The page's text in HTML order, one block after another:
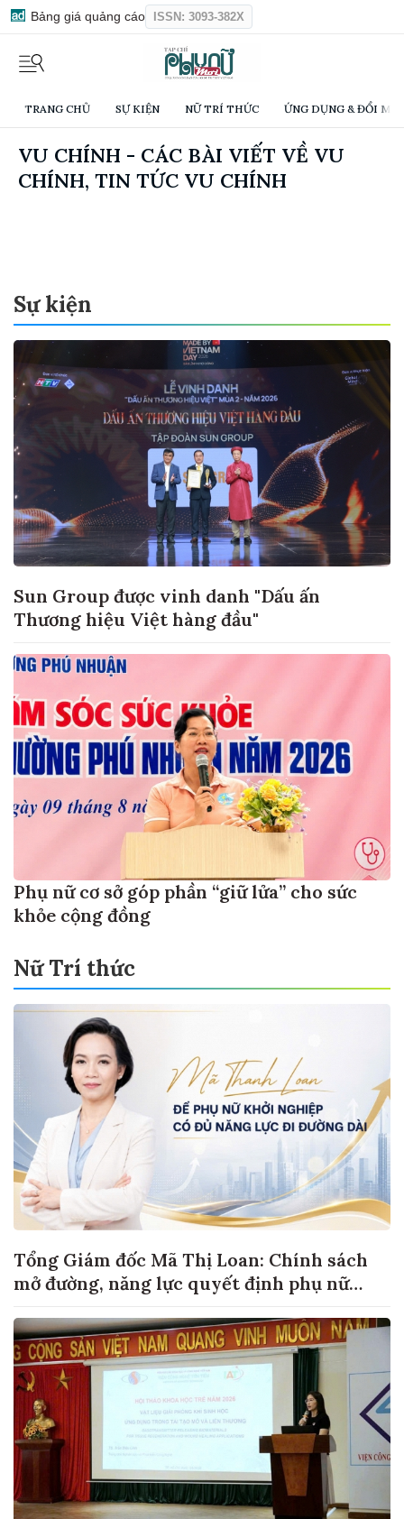
Bảng giá quảng cáo ISSN: 3093-382X
TRANG CHỦ SỰ KIỆN NỮ TRÍ THỨC ỨNG DỤNG & ĐỔI
VU CHÍNH - CÁC BÀI VIẾT VỀ VU
CHÍNH, TIN TỨC VU CHÍNH
Sự kiện
Sun Group được vinh danh "Dấu ấn
Thương hiệu Việt hàng đầu"
Phụ nữ cơ sở góp phần “giữ lửa” cho sức
khỏe cộng đồng
Nữ Trí thức
Tổng Giám đốc Mã Thị Loan: Chính sách
mở đường, năng lực quyết định phụ nữ